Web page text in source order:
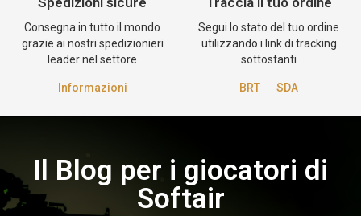
Consegna in tutto il mondo
grazie ai nostri spedizionieri
leader nel settore
Informazioni
Segui lo stato del tuo ordine
utilizzando i link di tracking
sottostanti
BRT SDA
Il Blog per i giocatori di
Softair